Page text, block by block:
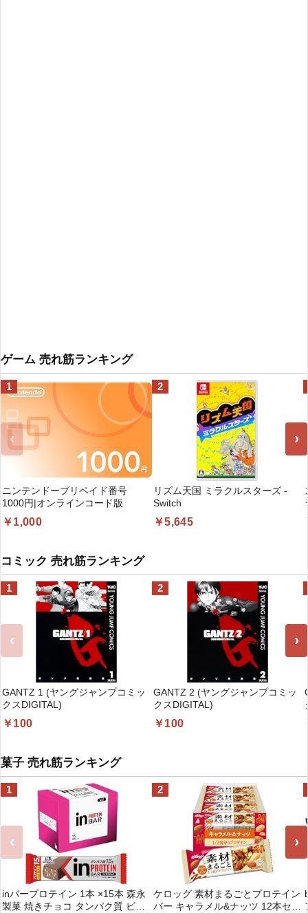
ゲーム 売れ筋ランキング
‹
1
ニンテンドープリペイド番号
1000円|オンラインコード版
￥1,000
2
リズム天国 ミラクルスターズ -
Switch
￥5,645
›
コミック 売れ筋ランキング
‹
1
GANTZ 1 (ヤングジャンプコミッ
クスDIGITAL)
￥100
2
GANTZ 2 (ヤングジャンプコミッ
クスDIGITAL)
￥100
›
菓子 売れ筋ランキング
‹
1
inバープロテイン 1本 ×15本 森永
製菓 焼きチョコ タンパク質 ビタ
2
ケロッグ 素材まるごとプロテイン
バー キャラメル&ナッツ 12本セッ
›